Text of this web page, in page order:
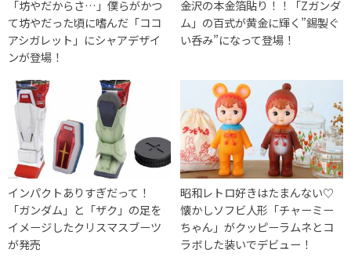
「坊やだからさ…」僕らがかつ
て坊やだった頃に嗜んだ「ココ
アシガレット」にシャアデザイ
ンが登場！
金沢の本金箔貼り！！「Zガンダ
ム」の百式が黄金に輝く”錫製ぐ
い呑み”になって登場！
インパクトありすぎだって！
「ガンダム」と「ザク」の足を
イメージしたクリスマスブーツ
が発売
昭和レトロ好きはたまんない♡
懐かしソフビ人形「チャーミー
ちゃん」がクッピーラムネとコ
ラボした装いでデビュー！